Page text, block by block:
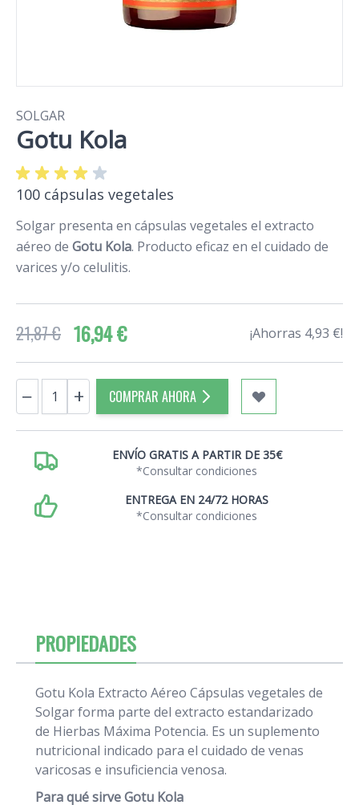
SOLGAR
Gotu Kola
100 cápsulas vegetales
Solgar presenta en cápsulas vegetales el extracto
aéreo de Gotu Kola. Producto eficaz en el cuidado de
varices y/o celulitis.
21,87 € 16,94 € ¡Ahorras 4,93 €!
Cantidad
− + COMPRAR AHORA
ENVÍO GRATIS A PARTIR DE 35€
*Consultar condiciones
ENTREGA EN 24/72 HORAS
*Consultar condiciones
PROPIEDADES
Gotu Kola Extracto Aéreo Cápsulas vegetales de
Solgar forma parte del extracto estandarizado
de Hierbas Máxima Potencia. Es un suplemento
nutricional indicado para el cuidado de venas
varicosas e insuficiencia venosa.
Para qué sirve Gotu Kola